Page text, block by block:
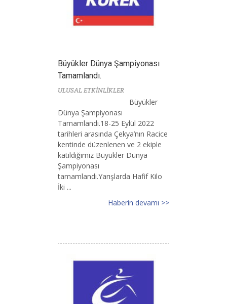
Büyükler Dünya Şampiyonası
Tamamlandı.
ULUSAL ETKİNLİKLER
Büyükler
Dünya Şampiyonası
Tamamlandı.18-25 Eylül 2022
tarihleri arasında Çekya’nın Racice
kentinde düzenlenen ve 2 ekiple
katıldığımız Büyükler Dünya
Şampiyonası
tamamlandı.Yarışlarda Hafif Kilo
İki ...
Haberin devamı >>